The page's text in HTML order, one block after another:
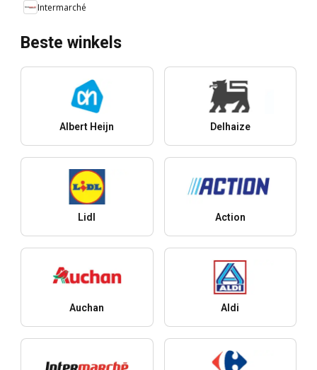
Intermarché
Beste winkels
Albert Heijn Delhaize
Lidl Action
Auchan Aldi